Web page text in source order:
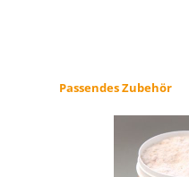
Produktgalerie überspringen
Passendes Zubehör